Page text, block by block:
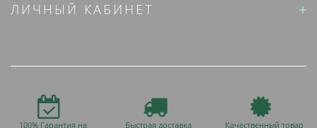
ЛИЧНЫЙ КАБИНЕТ
100% Гарантия на
Быстрая доставка
Качественный товар